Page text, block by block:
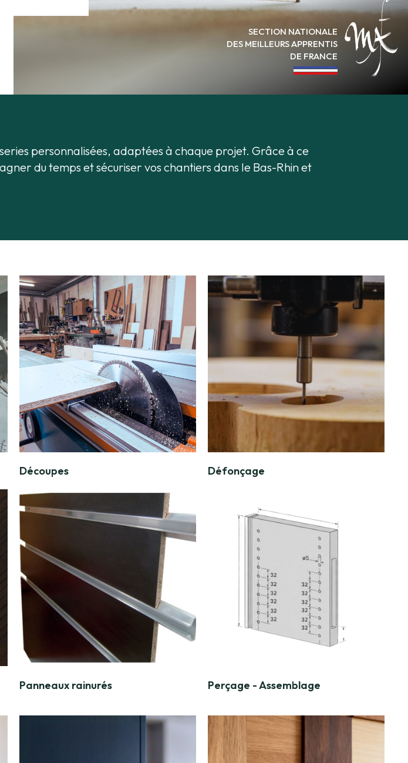
SECTION NATIONALE
DES MEILLEURS APPRENTIS
DE FRANCE
personnalisées, adaptées à chaque projet. Grâce à ce
du temps et sécuriser vos chantiers dans le Bas-Rhin et
Découpes Défonçage
Panneaux rainurés Perçage - Assemblage